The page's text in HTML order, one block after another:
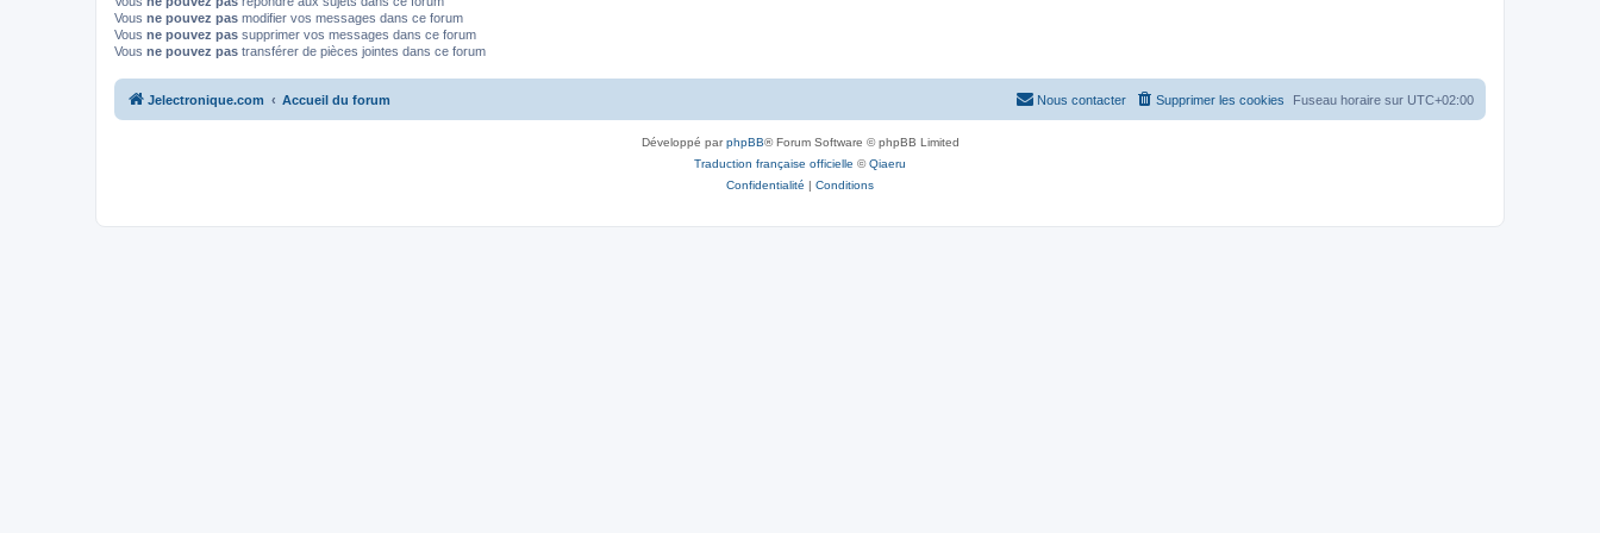
Vous ne pouvez pas modifier vos messages dans ce forum
Vous ne pouvez pas supprimer vos messages dans ce forum
Vous ne pouvez pas transférer de pièces jointes dans ce forum
Jelectronique.com Accueil du forum Fuseau horaire sur UTC+02:00
Supprimer les cookies
Nous contacter
Développé parphpBB® Forum Software © phpBB Limited
Traduction française officielle ©Qiaeru
Confidentialité | Conditions